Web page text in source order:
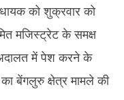
को शुक्रवार को
मजिस्ट्रेट के समक्ष
में पेश करने के
का बेंगलुरु क्षेत्र मामले की